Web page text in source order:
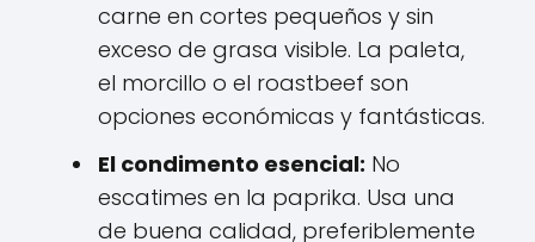
carne en cortes pequeños y sin
exceso de grasa visible. La paleta,
el morcillo o el roastbeef son
opciones económicas y fantásticas.
El condimento esencial: No
escatimes en la paprika. Usa una
de buena calidad, preferiblemente